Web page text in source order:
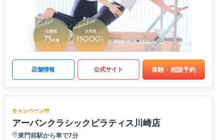
店舗情報 公式サイト 体験・相談予約
キャンペーン中
アーバンクラシックピラティス川崎店
東門前駅から車で7分